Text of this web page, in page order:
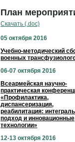
План
Скачать (.doc)
05 октября 2016
Учебно-методический
военных
06-07 октября 2016
Всеармейская научно-
практическая
«Профилактика,
диспансеризация,
реабилитация:
подход и инновационные
технологии»
12-13 октября 2016